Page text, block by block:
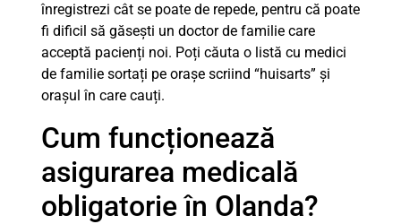
înregistrezi cât se poate de repede, pentru că poate
fi dificil să găsești un doctor de familie care
acceptă pacienți noi. Poți căuta o listă cu medici
de familie sortați pe orașe scriind “huisarts” și
orașul în care cauți.
Cum funcționează
asigurarea medicală
obligatorie în Olanda?